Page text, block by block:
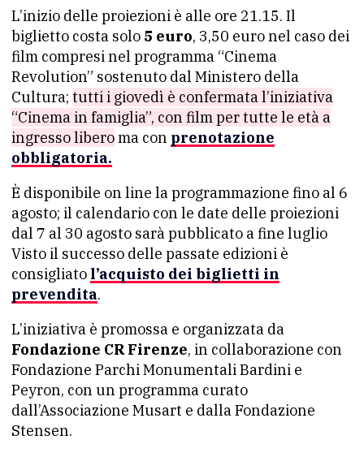
L’inizio delle proiezioni è alle ore 21.15. Il
biglietto costa solo 5 euro, 3,50 euro nel caso dei
film compresi nel programma “Cinema
Revolution” sostenuto dal Ministero della
Cultura; tutti i giovedì è confermata l’iniziativa
“Cinema in famiglia”, con film per tutte le età a
ingresso liberoma con prenotazione
obbligatoria.
È disponibile on line la programmazione fino al 6
agosto; il calendario con le date delle proiezioni
dal 7 al 30 agosto sarà pubblicato a fine luglio
Visto il successo delle passate edizioni è
consigliato l’acquisto dei biglietti in
prevendita.
L’iniziativa è promossa e organizzata da
Fondazione CR Firenze, in collaborazione con
Fondazione Parchi Monumentali Bardini e
Peyron, con un programma curato
dall’Associazione Musart e dalla Fondazione
Stensen.